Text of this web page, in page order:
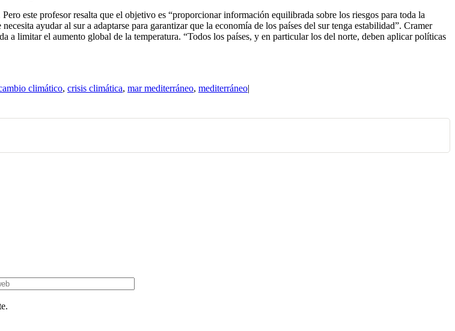
este profesor resalta que el objetivo es “proporcionar información equilibrada sobre los riesgos para toda la
ayudar al sur a adaptarse para garantizar que la economía de los países del sur tenga estabilidad”. Cramer
a limitar el aumento global de la temperatura. “Todos los países, y en particular los del norte, deben aplicar políticas
climático, crisis climática, mar mediterráneo, mediterráneo|